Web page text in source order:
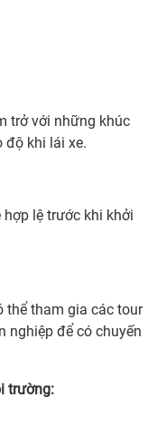
trở với những khúc
độ khi lái xe.
lệ trước khi khởi
thể tham gia các tour
nghiệp để có chuyến
trường: